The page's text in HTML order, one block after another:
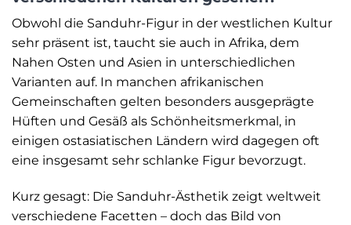
Obwohl die Sanduhr-Figur in der westlichen Kultur
sehr präsent ist, taucht sie auch in Afrika, dem
Nahen Osten und Asien in unterschiedlichen
Varianten auf. In manchen afrikanischen
Gemeinschaften gelten besonders ausgeprägte
Hüften und Gesäß als Schönheitsmerkmal, in
einigen ostasiatischen Ländern wird dagegen oft
eine insgesamt sehr schlanke Figur bevorzugt.
Kurz gesagt: Die Sanduhr-Ästhetik zeigt weltweit
verschiedene Facetten – doch das Bild von